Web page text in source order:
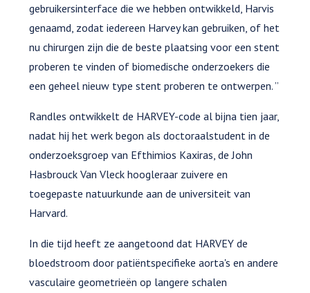
gebruikersinterface die we hebben ontwikkeld, Harvis
genaamd, zodat iedereen Harvey kan gebruiken, of het
nu chirurgen zijn die de beste plaatsing voor een stent
proberen te vinden of biomedische onderzoekers die
een geheel nieuw type stent proberen te ontwerpen. ”
Randles ontwikkelt de HARVEY-code al bijna tien jaar,
nadat hij het werk begon als doctoraalstudent in de
onderzoeksgroep van Efthimios Kaxiras, de John
Hasbrouck Van Vleck hoogleraar zuivere en
toegepaste natuurkunde aan de universiteit van
Harvard.
In die tijd heeft ze aangetoond dat HARVEY de
bloedstroom door patiëntspecifieke aorta's en andere
vasculaire geometrieën op langere schalen